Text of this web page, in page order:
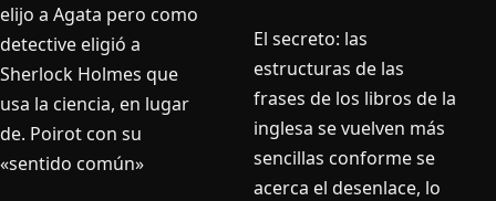
elijo a Agata pero como
detective eligió a
Sherlock Holmes que
usa la ciencia, en lugar
de. Poirot con su
«sentido común»
El secreto: las
estructuras de las
frases de los libros de la
inglesa se vuelven más
sencillas conforme se
acerca el desenlace, lo